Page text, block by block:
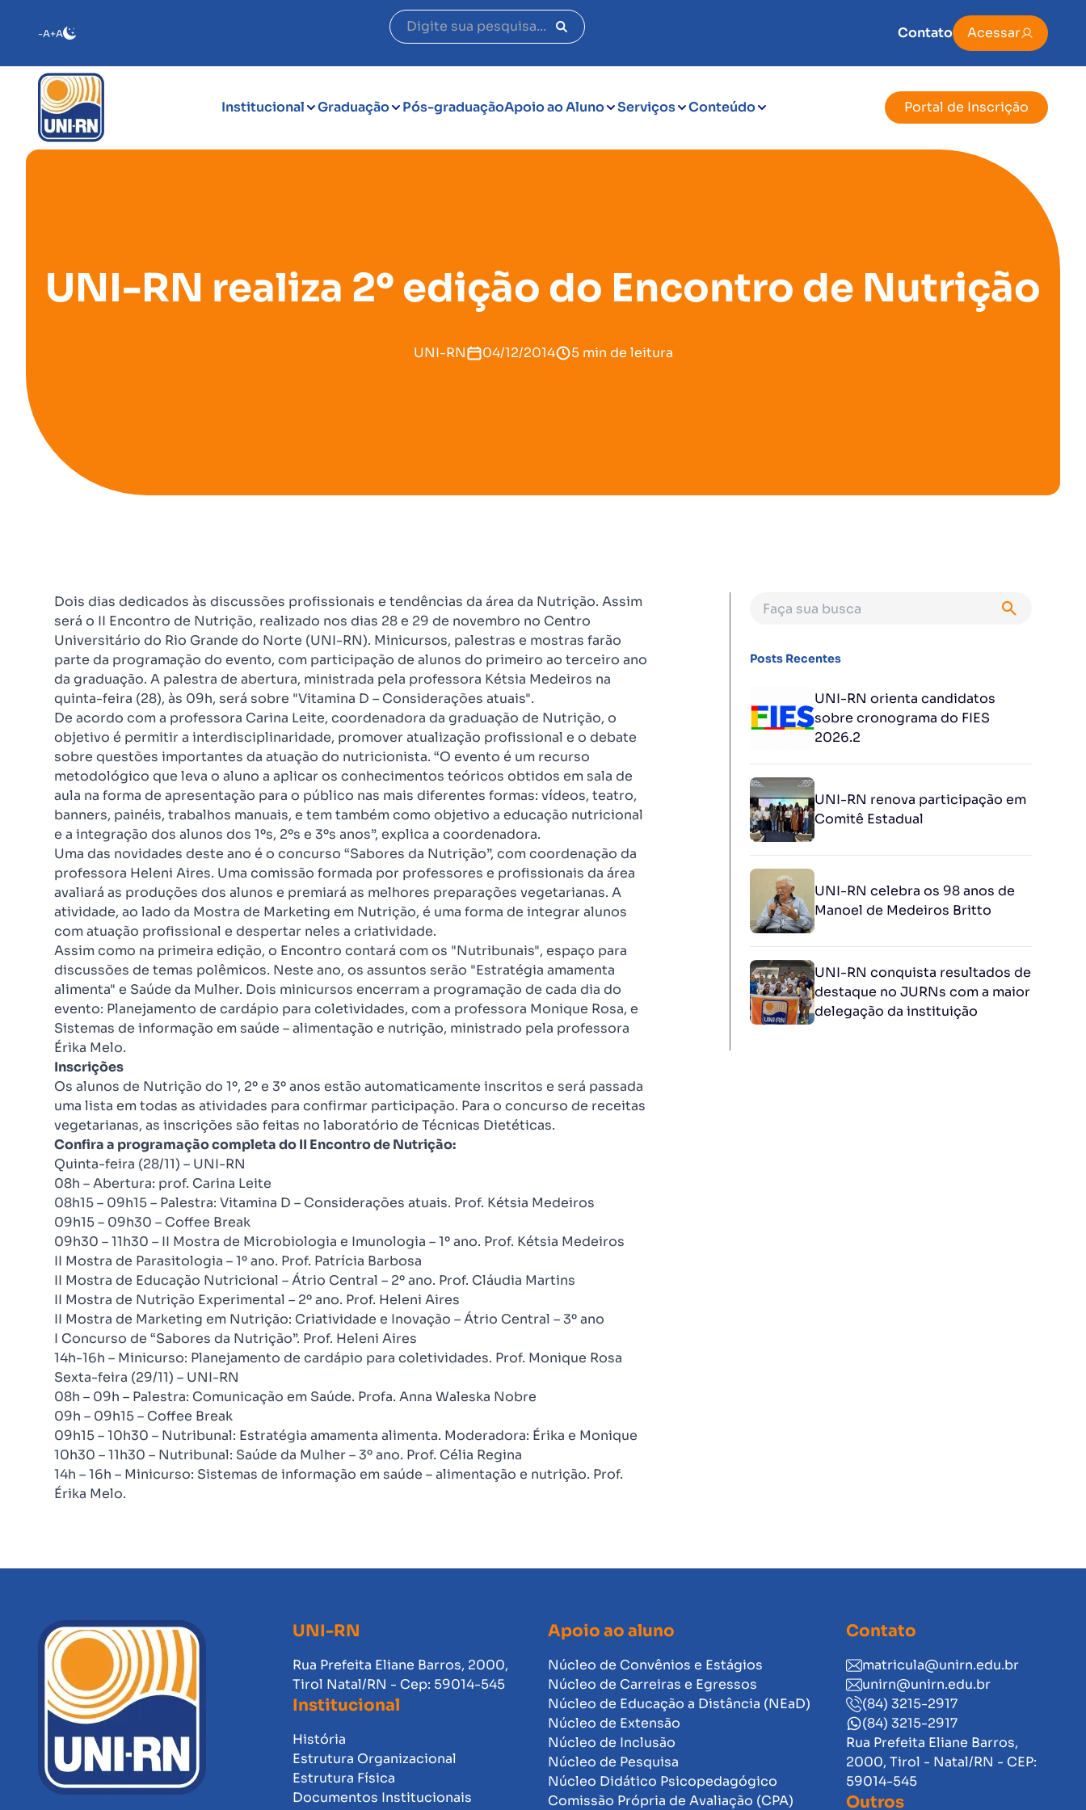
-A+A Contato Acessar
Institucional Graduação Pós-graduaçãoApoio ao Aluno Serviços Conteúdo Portal de Inscrição
UNI-RN realiza 2º edição do Encontro de Nutrição
UNI-RN 04/12/2014 5 min de leitura
Dois dias dedicados às discussões profissionais e tendências da área da Nutrição. Assim
será o II Encontro de Nutrição, realizado nos dias 28 e 29 de novembro no Centro
Universitário do Rio Grande do Norte (UNI-RN). Minicursos, palestras e mostras farão
parte da programação do evento, com participação de alunos do primeiro ao terceiro ano
da graduação. A palestra de abertura, ministrada pela professora Kétsia Medeiros na
quinta-feira (28), às 09h, será sobre "Vitamina D – Considerações atuais".
De acordo com a professora Carina Leite, coordenadora da graduação de Nutrição, o
objetivo é permitir a interdisciplinaridade, promover atualização profissional e o debate
sobre questões importantes da atuação do nutricionista. “O evento é um recurso
metodológico que leva o aluno a aplicar os conhecimentos teóricos obtidos em sala de
aula na forma de apresentação para o público nas mais diferentes formas: vídeos, teatro,
banners, painéis, trabalhos manuais, e tem também como objetivo a educação nutricional
e a integração dos alunos dos 1ºs, 2ºs e 3ºs anos”, explica a coordenadora.
Uma das novidades deste ano é o concurso “Sabores da Nutrição”, com coordenação da
professora Heleni Aires. Uma comissão formada por professores e profissionais da área
avaliará as produções dos alunos e premiará as melhores preparações vegetarianas. A
atividade, ao lado da Mostra de Marketing em Nutrição, é uma forma de integrar alunos
com atuação profissional e despertar neles a criatividade.
Assim como na primeira edição, o Encontro contará com os "Nutribunais", espaço para
discussões de temas polêmicos. Neste ano, os assuntos serão "Estratégia amamenta
alimenta" e Saúde da Mulher. Dois minicursos encerram a programação de cada dia do
evento: Planejamento de cardápio para coletividades, com a professora Monique Rosa, e
Sistemas de informação em saúde – alimentação e nutrição, ministrado pela professora
Érika Melo.
Inscrições
Os alunos de Nutrição do 1º, 2º e 3º anos estão automaticamente inscritos e será passada
uma lista em todas as atividades para confirmar participação. Para o concurso de receitas
vegetarianas, as inscrições são feitas no laboratório de Técnicas Dietéticas.
Confira a programação completa do II Encontro de Nutrição:
Quinta-feira (28/11) – UNI-RN
08h – Abertura: prof. Carina Leite
08h15 – 09h15 – Palestra: Vitamina D – Considerações atuais. Prof. Kétsia Medeiros
09h15 – 09h30 – Coffee Break
09h30 – 11h30 – II Mostra de Microbiologia e Imunologia – 1º ano. Prof. Kétsia Medeiros
II Mostra de Parasitologia – 1º ano. Prof. Patrícia Barbosa
II Mostra de Educação Nutricional – Átrio Central – 2º ano. Prof. Cláudia Martins
II Mostra de Nutrição Experimental – 2º ano. Prof. Heleni Aires
II Mostra de Marketing em Nutrição: Criatividade e Inovação – Átrio Central – 3º ano
I Concurso de “Sabores da Nutrição”. Prof. Heleni Aires
14h-16h – Minicurso: Planejamento de cardápio para coletividades. Prof. Monique Rosa
Sexta-feira (29/11) – UNI-RN
08h – 09h – Palestra: Comunicação em Saúde. Profa. Anna Waleska Nobre
09h – 09h15 – Coffee Break
09h15 – 10h30 – Nutribunal: Estratégia amamenta alimenta. Moderadora: Érika e Monique
10h30 – 11h30 – Nutribunal: Saúde da Mulher – 3º ano. Prof. Célia Regina
14h – 16h – Minicurso: Sistemas de informação em saúde – alimentação e nutrição. Prof.
Érika Melo.
Posts Recentes
UNI-RN orienta candidatos
sobre cronograma do FIES
2026.2
UNI-RN renova participação em
Comitê Estadual
UNI-RN celebra os 98 anos de
Manoel de Medeiros Britto
UNI-RN conquista resultados de
destaque no JURNs com a maior
delegação da instituição
UNI-RN
Rua Prefeita Eliane Barros, 2000,
Tirol Natal/RN - Cep: 59014-545
Institucional
História
Estrutura Organizacional
Estrutura Física
Documentos Institucionais
Apoio ao aluno
Núcleo de Convênios e Estágios
Núcleo de Carreiras e Egressos
Núcleo de Educação a Distância (NEaD)
Núcleo de Extensão
Núcleo de Inclusão
Núcleo de Pesquisa
Núcleo Didático Psicopedagógico
Comissão Própria de Avaliação (CPA)
Contato
matricula@unirn.edu.br
unirn@unirn.edu.br
(84) 3215-2917
(84) 3215-2917
Rua Prefeita Eliane Barros,
2000, Tirol - Natal/RN - CEP:
59014-545
Outros